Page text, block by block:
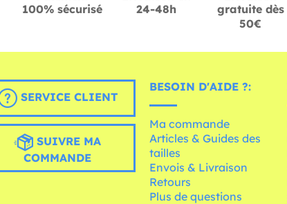
100% sécurisé
24-48h
gratuite dès
50€
SERVICE CLIENT
SUIVRE MA
COMMANDE
BESOIN D'AIDE ?:
Ma commande
Articles & Guides des
tailles
Envois & Livraison
Retours
Plus de questions